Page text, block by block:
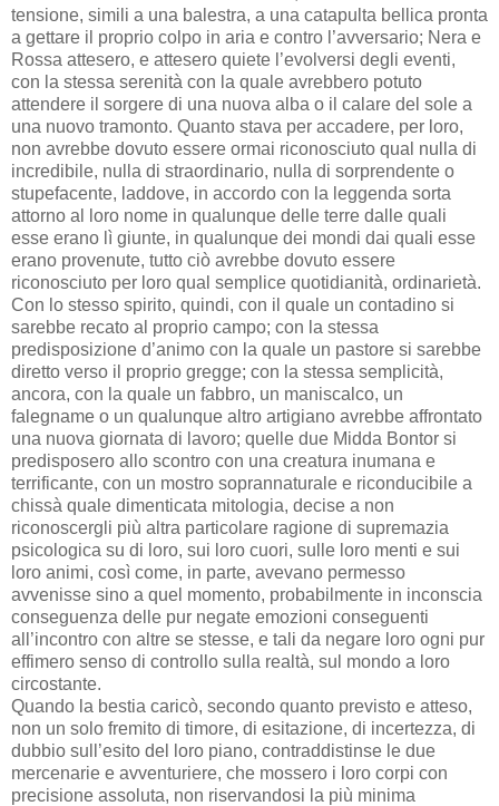
tensione, simili a una balestra, a una catapulta bellica pronta
a gettare il proprio colpo in aria e contro l’avversario; Nera e
Rossa attesero, e attesero quiete l’evolversi degli eventi,
con la stessa serenità con la quale avrebbero potuto
attendere il sorgere di una nuova alba o il calare del sole a
una nuovo tramonto. Quanto stava per accadere, per loro,
non avrebbe dovuto essere ormai riconosciuto qual nulla di
incredibile, nulla di straordinario, nulla di sorprendente o
stupefacente, laddove, in accordo con la leggenda sorta
attorno al loro nome in qualunque delle terre dalle quali
esse erano lì giunte, in qualunque dei mondi dai quali esse
erano provenute, tutto ciò avrebbe dovuto essere
riconosciuto per loro qual semplice quotidianità, ordinarietà.
Con lo stesso spirito, quindi, con il quale un contadino si
sarebbe recato al proprio campo; con la stessa
predisposizione d’animo con la quale un pastore si sarebbe
diretto verso il proprio gregge; con la stessa semplicità,
ancora, con la quale un fabbro, un maniscalco, un
falegname o un qualunque altro artigiano avrebbe affrontato
una nuova giornata di lavoro; quelle due Midda Bontor si
predisposero allo scontro con una creatura inumana e
terrificante, con un mostro soprannaturale e riconducibile a
chissà quale dimenticata mitologia, decise a non
riconoscergli più altra particolare ragione di supremazia
psicologica su di loro, sui loro cuori, sulle loro menti e sui
loro animi, così come, in parte, avevano permesso
avvenisse sino a quel momento, probabilmente in inconscia
conseguenza delle pur negate emozioni conseguenti
all’incontro con altre se stesse, e tali da negare loro ogni pur
effimero senso di controllo sulla realtà, sul mondo a loro
circostante.
Quando la bestia caricò, secondo quanto previsto e atteso,
non un solo fremito di timore, di esitazione, di incertezza, di
dubbio sull’esito del loro piano, contraddistinse le due
mercenarie e avventuriere, che mossero i loro corpi con
precisione assoluta, non riservandosi la più minima